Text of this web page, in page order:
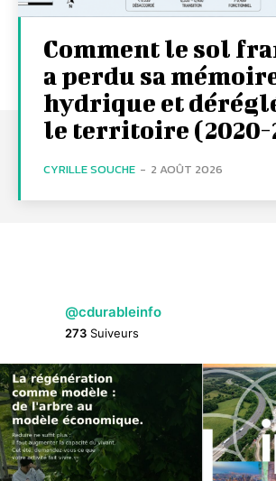
Comment le sol
a perdu sa
hydrique et
le territoire (2020-
CYRILLE SOUCHE - 2 AOÛT 2026
@cdurableinfo
273 Suiveurs